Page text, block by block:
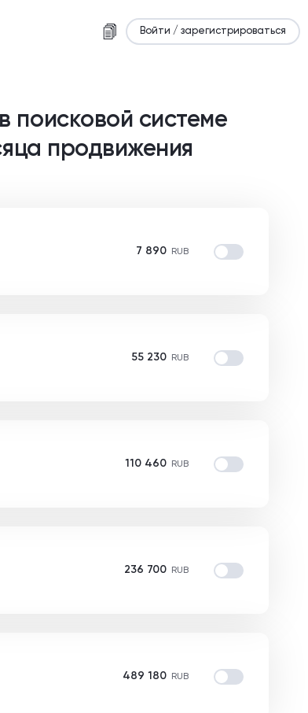
Войти / зарегистрироваться
поисковой системе
продвижения
7 890 RUB
55 230 RUB
110 460 RUB
236 700 RUB
489 180 RUB